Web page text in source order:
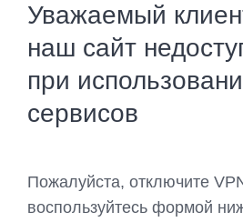
Уважаемый
наш сайт
при
сервисов
Пожалуйста, отключите
воспользуйтесь формой